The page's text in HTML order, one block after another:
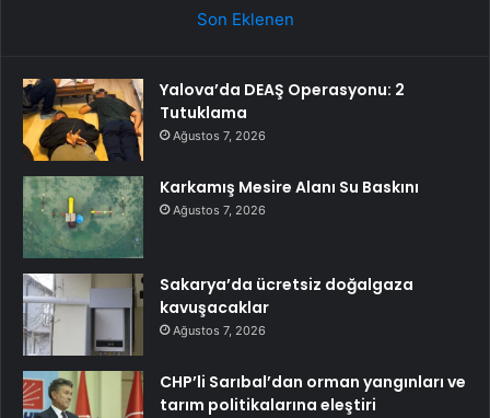
Son Eklenen
Yalova’da DEAŞ Operasyonu: 2
Tutuklama
Ağustos 7, 2026
Karkamış Mesire Alanı Su Baskını
Ağustos 7, 2026
Sakarya’da ücretsiz doğalgaza
kavuşacaklar
Ağustos 7, 2026
CHP’li Sarıbal’dan orman yangınları ve
tarım politikalarına eleştiri